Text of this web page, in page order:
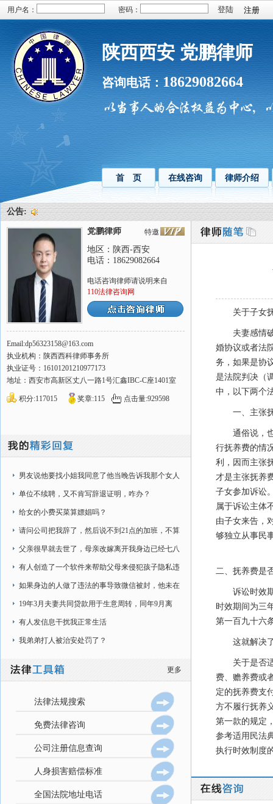
用户名： 密码： 注册
陕西西安 党鹏律师
咨询电话： 18629082664
首 页 在线咨询 律师介绍
公告:
关于子女
夫妻感情
婚协议或者法
务，如果是协
是法院判决（
中，以下两个
一、主张
通俗说，
行抚养费的情
利，因而主张
才是主张抚养
子女参加诉讼
属于诉讼主体
由子女来告，
够独立从事民
二、抚养费是
诉讼时效
时效期间为三
第一百九十六
这就解决
关于是否
费、赡养费或
定的抚养费支
方不履行抚养
第一款的规定
参考适用民法
执行时效制度
特邀
党鹏律师
地区：陕西-西安
电话：18629082664
电话咨询律师请说明来自
110法律咨询网
Email:dp56323158@163.com
执业机构：陕西西科律师事务所
执业证号：16101201210977173
地址：西安市高新区丈八一路1号汇鑫IBC-C座1401室
积分:117015 奖章:115 点击量:929598
男友说他要找小姐我同意了他当晚告诉我那个女人
他认识第二天那个
单位不续聘，又不肯写辞退证明，咋办？
给女的小费买菜算嫖娼吗？
请问公司把我辞了，然后说不到21点的加班，不算
在加班时间内，
父亲很早就去世了，母亲改嫁离开我身边已经七八
年了，现在是和奶奶在一起生活
有人创造了一个软件来帮助父母来侵犯孩子隐私违
法嘛，该软件可以强制锁手机
如果身边的人做了违法的事导致微信被封，他未在
现实生活中做过违法的事情
19年3月夫妻共同贷款用于生意周转，同年9月离
婚，协议房子给前妻（房贷是我的名字）
有人发信息干扰我正常生活
我弟弟打人被治安处罚了？
更多
法律法规搜索
免费法律咨询
公司注册信息查询
人身损害赔偿标准
全国法院地址电话